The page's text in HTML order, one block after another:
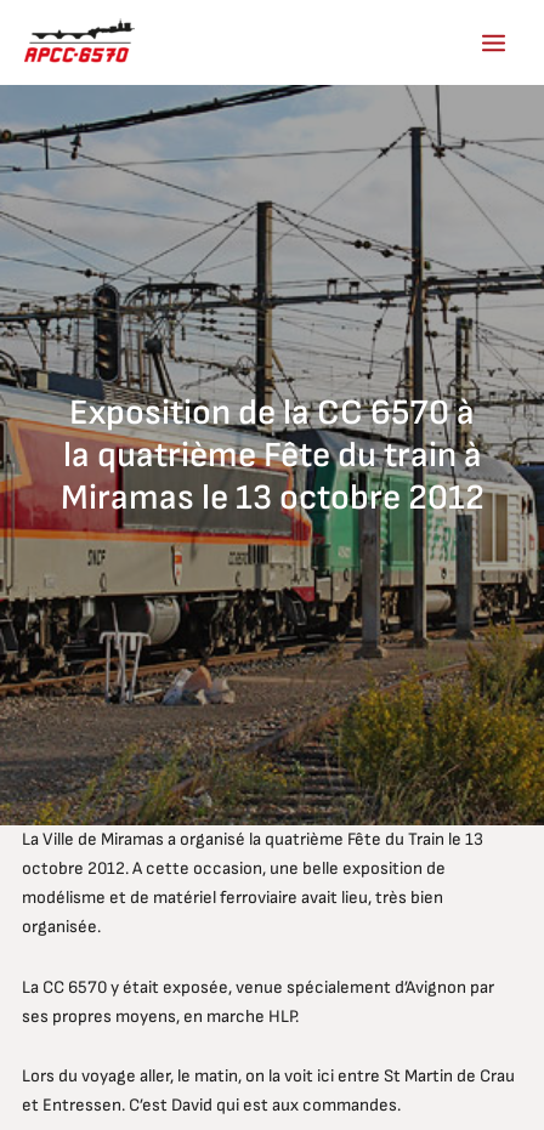
Exposition de la CC 6570 à
la quatrième Fête du train à
Miramas le 13 octobre 2012
La Ville de Miramas a organisé la quatrième Fête du Train le 13
octobre 2012. A cette occasion, une belle exposition de
modélisme et de matériel ferroviaire avait lieu, très bien
organisée.
La CC 6570 y était exposée, venue spécialement d’Avignon par
ses propres moyens, en marche HLP.
Lors du voyage aller, le matin, on la voit ici entre St Martin de Crau
et Entressen. C’est David qui est aux commandes.